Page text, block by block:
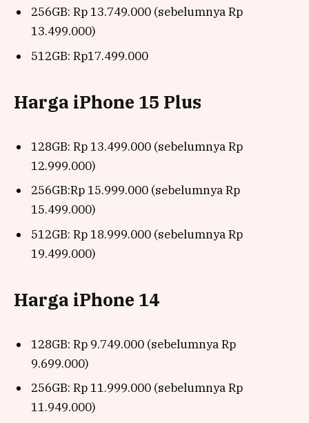
256GB: Rp 13.749.000 (sebelumnya Rp
13.499.000)
512GB: Rp17.499.000
Harga iPhone 15 Plus
128GB: Rp 13.499.000 (sebelumnya Rp
12.999.000)
256GB:Rp 15.999.000 (sebelumnya Rp
15.499.000)
512GB: Rp 18.999.000 (sebelumnya Rp
19.499.000)
Harga iPhone 14
128GB: Rp 9.749.000 (sebelumnya Rp
9.699.000)
256GB: Rp 11.999.000 (sebelumnya Rp
11.949.000)